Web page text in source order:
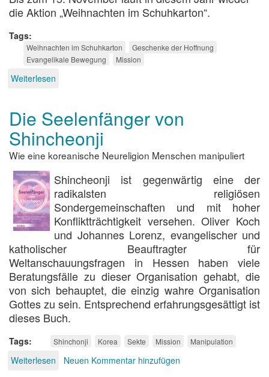
die Aktion „Weihnachten im Schuhkarton“.
Tags
Weihnachten im Schuhkarton
Geschenke der Hoffnung
Evangelikale Bewegung
Mission
Weiterlesen
Die Seelenfänger von
Shincheonji
Wie eine koreanische Neureligion Menschen manipuliert
Shincheonji ist gegenwärtig eine der
radikalsten religiösen
Sondergemeinschaften und mit hoher
Konfliktträchtigkeit versehen. Oliver Koch
und Johannes Lorenz, evangelischer und
katholischer Beauftragter für
Weltanschauungsfragen in Hessen haben viele
Beratungsfälle zu dieser Organisation gehabt, die
von sich behauptet, die einzig wahre Organisation
Gottes zu sein. Entsprechend erfahrungsgesättigt ist
dieses Buch.
Tags Shinchonji Korea Sekte Mission Manipulation
Weiterlesen über
Neuen Kommentar hinzufügen